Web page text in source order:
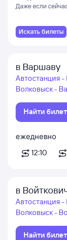
Даже если
Искать билеты
в Варшаву
Автостанция
Волковыск -
Найти
ежедневно
12:10
в
Автостанция -
Волковыск -
Найти